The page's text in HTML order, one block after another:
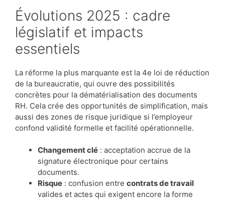
Évolutions 2025 : cadre
législatif et impacts
essentiels
La réforme la plus marquante est la 4e loi de réduction
de la bureaucratie, qui ouvre des possibilités
concrètes pour la dématérialisation des documents
RH. Cela crée des opportunités de simplification, mais
aussi des zones de risque juridique si l’employeur
confond validité formelle et facilité opérationnelle.
Changement clé : acceptation accrue de la
signature électronique pour certains
documents.
Risque : confusion entre contrats de travail
valides et actes qui exigent encore la forme